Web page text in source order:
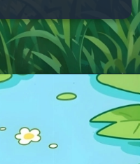
https://manhua.edu.vn/hinh-anh-cu-shin-cute